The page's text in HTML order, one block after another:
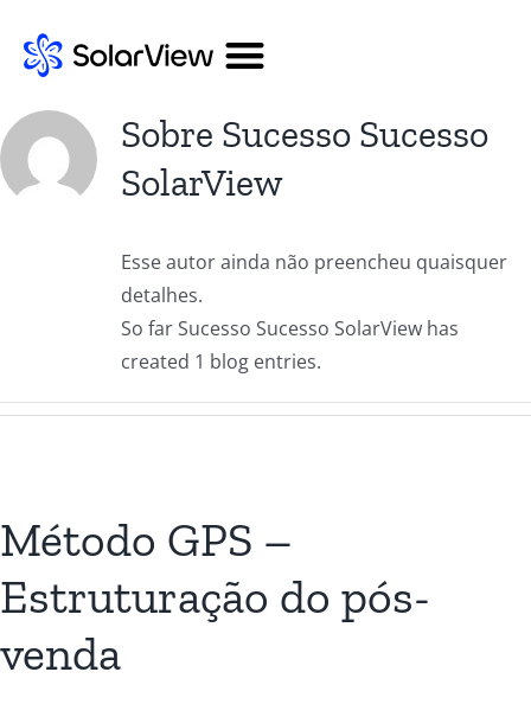
Sobre Sucesso Sucesso
SolarView
Esse autor ainda não preencheu quaisquer
detalhes.
So far Sucesso Sucesso SolarView has
created 1 blog entries.
Método GPS –
Estruturação do pós-
venda